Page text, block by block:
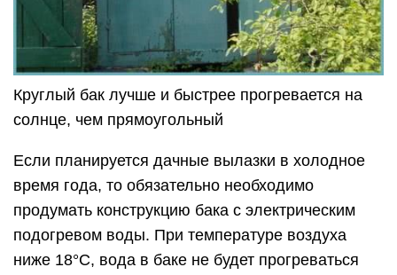
Круглый бак лучше и быстрее прогревается на
солнце, чем прямоугольный
Если планируется дачные вылазки в холодное
время года, то обязательно необходимо
продумать конструкцию бака с электрическим
подогревом воды. При температуре воздуха
ниже 18°С, вода в баке не будет прогреваться